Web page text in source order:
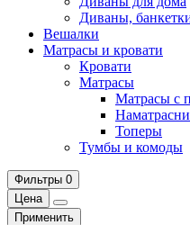
Диваны,
Вешалки
Матрасы и кровати
Кровати
Матрасы
Матрасы с
Топеры
Тумбы и комоды
Фильтры 0
Цена
Применить